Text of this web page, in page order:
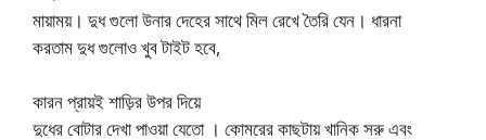
মায়াময়। দুধ গুলো উনার দেহের সাথে মিল রেখে তৈরি যেন। ধারনা
করতাম দুধ গুলোও খুব টাইট হবে,
কারন প্রায়ই শাড়ির উপর দিয়ে
দুধের বোটার দেখা পাওয়া যেতো । কোমরের কাছটায় খানিক সরু এবং